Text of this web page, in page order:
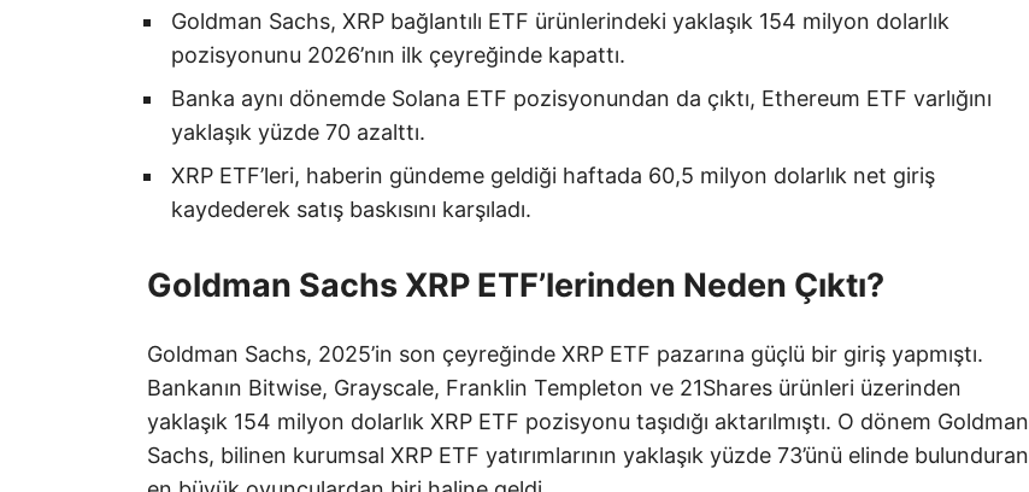
Goldman Sachs, XRP bağlantılı ETF ürünlerindeki yaklaşık 154 milyon dolarlık
pozisyonunu 2026’nın ilk çeyreğinde kapattı.
Banka aynı dönemde Solana ETF pozisyonundan da çıktı, Ethereum ETF varlığını
yaklaşık yüzde 70 azalttı.
XRP ETF’leri, haberin gündeme geldiği haftada 60,5 milyon dolarlık net giriş
kaydederek satış baskısını karşıladı.
Goldman Sachs XRP ETF’lerinden Neden Çıktı?
Goldman Sachs, 2025’in son çeyreğinde XRP ETF pazarına güçlü bir giriş yapmıştı.
Bankanın Bitwise, Grayscale, Franklin Templeton ve 21Shares ürünleri üzerinden
yaklaşık 154 milyon dolarlık XRP ETF pozisyonu taşıdığı aktarılmıştı. O dönem Goldman
Sachs, bilinen kurumsal XRP ETF yatırımlarının yaklaşık yüzde 73’ünü elinde bulunduran